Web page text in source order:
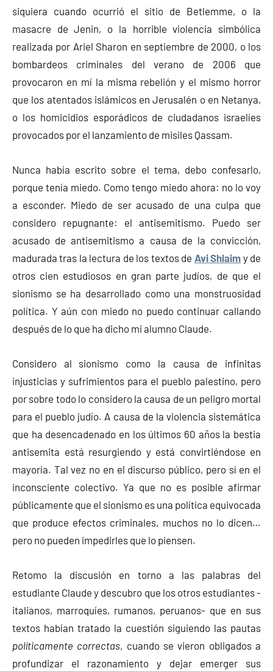
siquiera cuando ocurrió el sitio de Betlemme, o la
masacre de Jenin, o la horrible violencia simbólica
realizada por Ariel Sharon en septiembre de 2000, o los
bombardeos criminales del verano de 2006 que
provocaron en mí la misma rebelión y el mismo horror
que los atentados islámicos en Jerusalén o en Netanya,
o los homicidios esporádicos de ciudadanos israelíes
provocados por el lanzamiento de misiles Qassam.
Nunca había escrito sobre el tema, debo confesarlo,
porque tenía miedo. Como tengo miedo ahora: no lo voy
a esconder. Miedo de ser acusado de una culpa que
considero repugnante: el antisemitismo. Puedo ser
acusado de antisemitismo a causa de la convicción,
madurada tras la lectura de los textos de Avi Shlaim y de
otros cien estudiosos en gran parte judíos, de que el
sionismo se ha desarrollado como una monstruosidad
política. Y aún con miedo no puedo continuar callando
después de lo que ha dicho mi alumno Claude.
Considero al sionismo como la causa de infinitas
injusticias y sufrimientos para el pueblo palestino, pero
por sobre todo lo considero la causa de un peligro mortal
para el pueblo judío. A causa de la violencia sistemática
que ha desencadenado en los últimos 60 años la bestia
antisemita está resurgiendo y está convirtiéndose en
mayoría. Tal vez no en el discurso público, pero sí en el
inconsciente colectivo. Ya que no es posible afirmar
públicamente que el sionismo es una política equivocada
que produce efectos criminales, muchos no lo dicen…
pero no pueden impedirles que lo piensen.
Retomo la discusión en torno a las palabras del
estudiante Claude y descubro que los otros estudiantes -
italianos, marroquíes, rumanos, peruanos- que en sus
textos habían tratado la cuestión siguiendo las pautas
políticamente correctas, cuando se vieron obligados a
profundizar el razonamiento y dejar emerger sus